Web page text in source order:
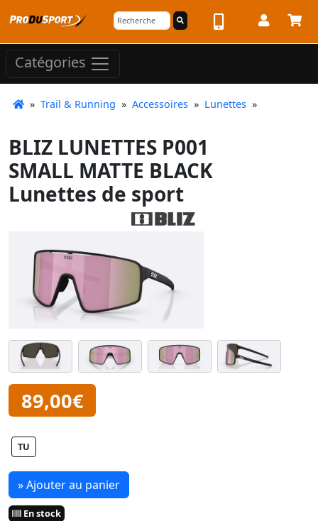
Catégories
» Trail & Running » Accessoires » Lunettes »
BLIZ LUNETTES P001
SMALL MATTE BLACK
Lunettes de sport
89,00€
TU
» Ajouter au panier
En stock